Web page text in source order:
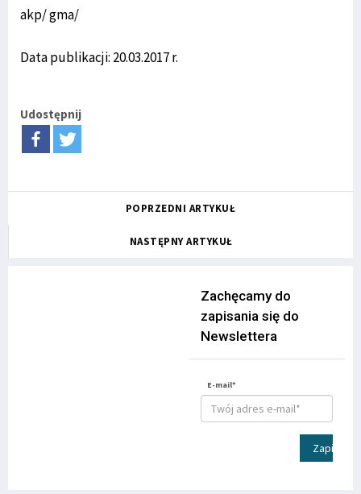
akp/ gma/
Data publikacji: 20.03.2017 r.
Udostępnij
POPRZEDNI ARTYKUŁ
NASTĘPNY ARTYKUŁ
Zachęcamy do
zapisania się do
Newslettera
E-mail*
Zapisz